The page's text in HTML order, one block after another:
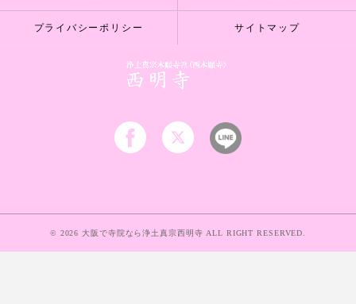
プライバシーポリシー サイトマップ
© 2026 大阪で寺院なら浄土真宗西明寺 ALL RIGHT RESERVED.